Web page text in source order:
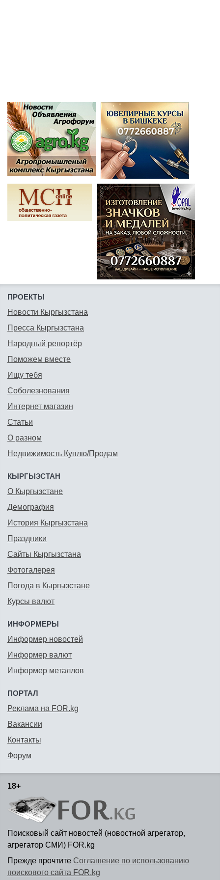
ПРОЕКТЫ
Новости Кыргызстана
Пресса Кыргызстана
Народный репортёр
Поможем вместе
Ищу тебя
Соболезнования
Интернет магазин
Статьи
О разном
Недвижимость Куплю/Продам
КЫРГЫЗСТАН
О Кыргызстане
Демография
История Кыргызстана
Праздники
Сайты Кыргызстана
Фотогалерея
Погода в Кыргызстане
Курсы валют
ИНФОРМЕРЫ
Информер новостей
Информер валют
Информер металлов
ПОРТАЛ
Реклама на FOR.kg
Вакансии
Контакты
Форум
18+
Поисковый сайт новостей (новостной агрегатор,
агрегатор СМИ) FOR.kg
Прежде прочтите Соглашение по использованию
поискового сайта FOR.kg